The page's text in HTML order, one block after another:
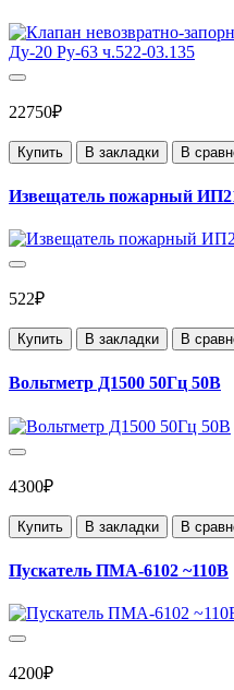
22750₽
Купить В закладки В
Извещатель пожарный
522₽
Купить В закладки В
Вольтметр Д1500 50Гц 50В
4300₽
Купить В закладки В
Пускатель ПМА-6102 ~110В
4200₽